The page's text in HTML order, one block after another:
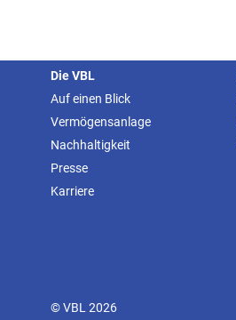
Die VBL
Auf einen Blick
Vermögensanlage
Nachhaltigkeit
Presse
Karriere
© VBL 2026